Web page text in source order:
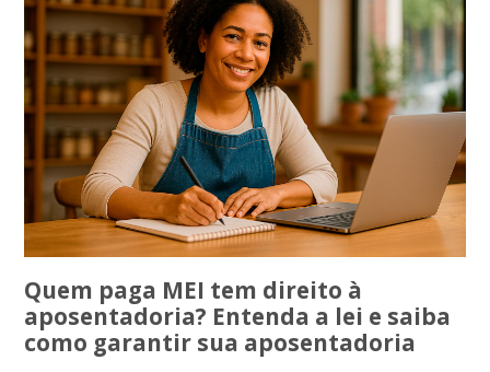
Quem paga MEI tem direito à
aposentadoria? Entenda a lei e saiba
como garantir sua aposentadoria